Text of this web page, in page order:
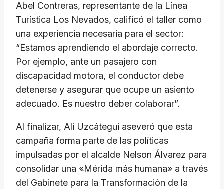
Abel Contreras, representante de la Línea
Turística Los Nevados, calificó el taller como
una experiencia necesaria para el sector:
“Estamos aprendiendo el abordaje correcto.
Por ejemplo, ante un pasajero con
discapacidad motora, el conductor debe
detenerse y asegurar que ocupe un asiento
adecuado. Es nuestro deber colaborar”.
Al finalizar, Ali Uzcátegui aseveró que esta
campaña forma parte de las políticas
impulsadas por el alcalde Nelson Álvarez para
consolidar una «Mérida más humana» a través
del Gabinete para la Transformación de la